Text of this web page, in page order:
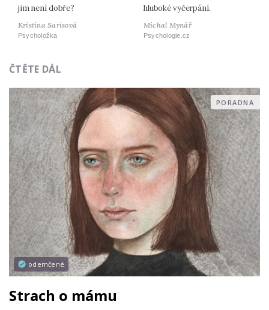
jim není dobře?
Kristina Sarisová
Psycholožka
hluboké vyčerpání.
Michal Mynář
Psychologie.cz
ČTĚTE DÁL
odemčené
PORADNA
Strach o mámu